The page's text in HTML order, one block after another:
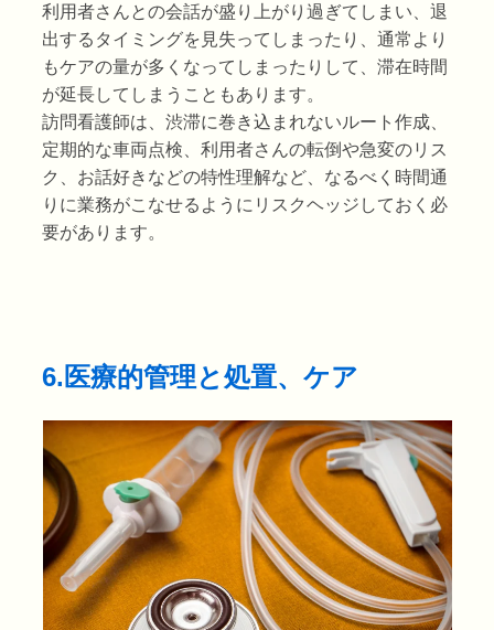
利用者さんとの会話が盛り上がり過ぎてしまい、退
出するタイミングを見失ってしまったり、通常より
もケアの量が多くなってしまったりして、滞在時間
が延長してしまうこともあります。
訪問看護師は、渋滞に巻き込まれないルート作成、
定期的な車両点検、利用者さんの転倒や急変のリス
ク、お話好きなどの特性理解など、なるべく時間通
りに業務がこなせるようにリスクヘッジしておく必
要があります。
6.医療的管理と処置、ケア